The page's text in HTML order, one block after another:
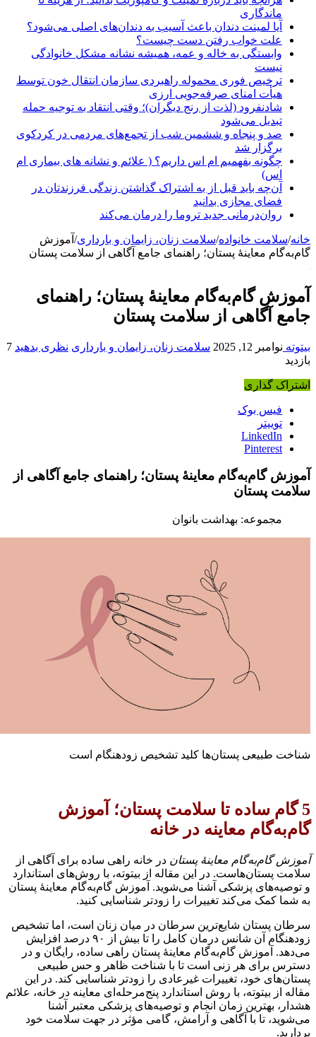
لمینت دندان باعث آسیب به دندان‌های اصلی می‌شود؟
خواب رفتن دست چیست؟
به خاله و عمه، همیشه نشانه مشکل خانوادگی
فوری محموله راهبردی سازمان انتقال خون توسط
امنای صرفه‌جویی ارزی
(لذت از رنج دیگران)؛ وقتی انتقاد به توجیه حمله
می‌شود
و پنجاه‌ و ششمین شب از تجمع‌های مردمی در کردکوی
شد
بفهمیم ام اس داریم؟ ( علائم و نشانه های بیماری ام
باید قبل از به اشتراک گذاشتن زندگی فرزندتان در
مجازی بدانید
جدید تروما را درمان می‌کند
خانواده سلامت زنان، زایمان و بارداری /آموزش
معاینهٔ پستان؛ راهنمای جامع آگاهی از سلامت پستان
گام‌به‌گام معاینهٔ پستان؛ راهنمای
آگاهی از سلامت پستان
12, 2025 سلامت زنان، زایمان و بارداری نظری بدهید 7
گذاری
بوک
گام‌به‌گام معاینهٔ پستان؛ راهنمای جامع آگاهی از
پستان
بهداشت بانوان
طبیعی پستان‌ها کلید تشخیص زودهنگام است
ساده تا سلامت پستان؛ آموزش
معاینه در خانه
معاینهٔ پستاندر خانه راهی ساده برای آگاهی از
در این مقاله از بیتوته، با روش‌های استاندارد
پزشکی آشنا می‌شوید. آموزش گام‌به‌گام معاینهٔ پستان
کمک می‌کند تغییرات را زودتر شناسایی کنید.
پستان شایع‌ترین سرطان در میان زنان است، اما تشخیص
زودهنگام آن شانس درمان کامل را تا بیش از ۹۰ درصد افزایش
آموزش گام‌به‌گام معاینهٔ پستان راهی ساده، رایگان و در
برای هر زنی است تا با شناخت ظاهر و حس طبیعی
خود، تغییرات غیرعادی را زودتر شناسایی کند. در این
بیتوته، با روش استاندارد پنج‌مرحله‌ای معاینه در خانه، علائم
بهترین زمان انجام و توصیه‌های پزشکی معتبر آشنا
تا با آگاهی و آرامش، گامی مؤثر در جهت سلامت خود